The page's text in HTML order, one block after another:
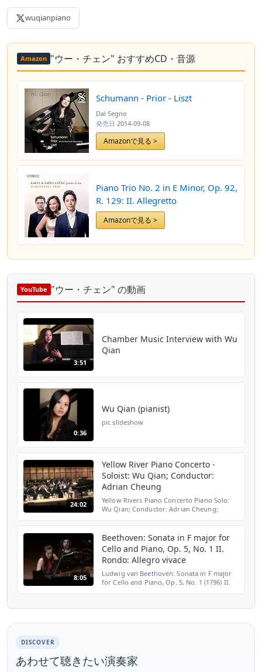
wuqianpiano
Amazon "ウー・チェン" おすすめCD・音源
Schumann - Prior - Liszt
Dal Segno
発売日 2014-09-08
Amazonで見る >
Piano Trio No. 2 in E Minor, Op. 92,
R. 129: II. Allegretto
Amazonで見る >
YouTube "ウー・チェン" の動画
3:51
Chamber Music Interview with Wu
Qian
0:36
Wu Qian (pianist)
pic slideshow
24:02
Yellow River Piano Concerto -
Soloist: Wu Qian; Conductor:
Adrian Cheung
Yellow Rivers Piano Concerto Piano Solo:
Wu Qian; Conductor: Adrian Cheung;
2. Ode to the Yellow River 3....
8:05
Beethoven: Sonata in F major for
Cello and Piano, Op. 5, No. 1 II.
Rondo: Allegro vivace
Ludwig van Beethoven: Sonata in F major
for Cello and Piano, Op. 5, No. 1 (1796) II.
produced ...
DISCOVER
あわせて聴きたい演奏家